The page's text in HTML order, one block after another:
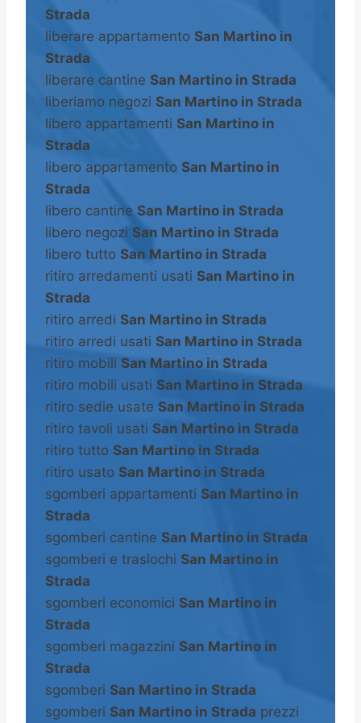
Strada
liberare appartamento San Martino in
Strada
liberare cantine San Martino in Strada
liberiamo negozi San Martino in Strada
libero appartamenti San Martino in
Strada
libero appartamento San Martino in
Strada
libero cantine San Martino in Strada
libero negozi San Martino in Strada
libero tutto San Martino in Strada
ritiro arredamenti usati San Martino in
Strada
ritiro arredi San Martino in Strada
ritiro arredi usati San Martino in Strada
ritiro mobili San Martino in Strada
ritiro mobili usati San Martino in Strada
ritiro sedie usate San Martino in Strada
ritiro tavoli usati San Martino in Strada
ritiro tutto San Martino in Strada
ritiro usato San Martino in Strada
sgomberi appartamenti San Martino in
Strada
sgomberi cantine San Martino in Strada
sgomberi e traslochi San Martino in
Strada
sgomberi economici San Martino in
Strada
sgomberi magazzini San Martino in
Strada
sgomberi San Martino in Strada
sgomberi San Martino in Strada prezzi